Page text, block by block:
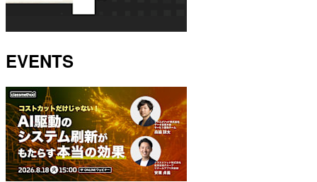
EVENTS